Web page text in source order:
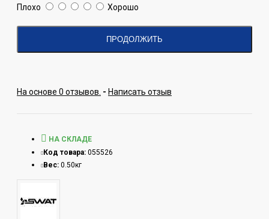
Плохо Хорошо
ПРОДОЛЖИТЬ
На основе 0 отзывов. - Написать отзыв
НА СКЛАДЕ
Код товара: 055526
Вес: 0.50кг